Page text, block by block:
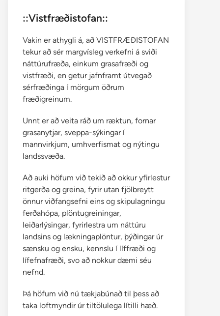
::Vistfræðistofan::
Vakin er athygli á, að VISTFRÆÐISTOFAN
tekur að sér margvísleg verkefni á sviði
náttúrufræða, einkum grasafræði og
vistfræði, en getur jafnframt útvegað
sérfræðinga í mörgum öðrum
fræðigreinum.
Unnt er að veita ráð um ræktun, fornar
grasanytjar, sveppa-sýkingar í
mannvirkjum, umhverfismat og nýtingu
landssvæða.
Að auki höfum við tekið að okkur yfirlestur
ritgerða og greina, fyrir utan fjölbreytt
önnur viðfangsefni eins og skipulagningu
ferðahópa, plöntugreiningar,
leiðarlýsingar, fyrirlestra um náttúru
landsins og lækningaplöntur, þýðingar úr
sænsku og ensku, kennslu í líffræði og
lífefnafræði, svo að nokkur dæmi séu
nefnd.
Þá höfum við nú tækjabúnað til þess að
taka loftmyndir úr tiltölulega lítilli hæð.